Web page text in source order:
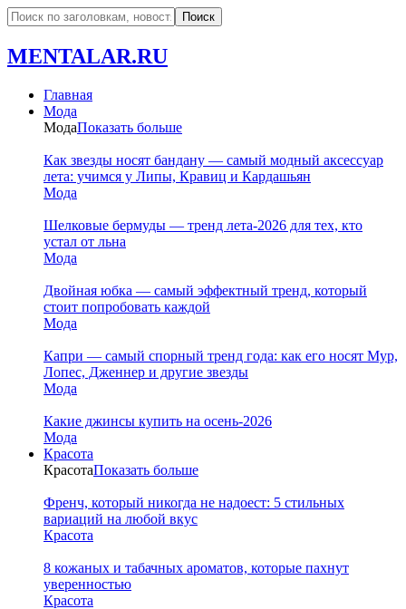
MENTALAR.RU
Главная
Мода
МодаПоказать больше
Как звезды носят бандану — самый модный аксессуар
лета: учимся у Липы, Кравиц и Кардашьян
Мода
Шелковые бермуды — тренд лета-2026 для тех, кто
устал от льна
Мода
Двойная юбка — самый эффектный тренд, который
стоит попробовать каждой
Мода
Капри — самый спорный тренд года: как его носят Мур,
Лопес, Дженнер и другие звезды
Мода
Какие джинсы купить на осень-2026
Мода
Красота
КрасотаПоказать больше
Френч, который никогда не надоест: 5 стильных
вариаций на любой вкус
Красота
8 кожаных и табачных ароматов, которые пахнут
уверенностью
Красота